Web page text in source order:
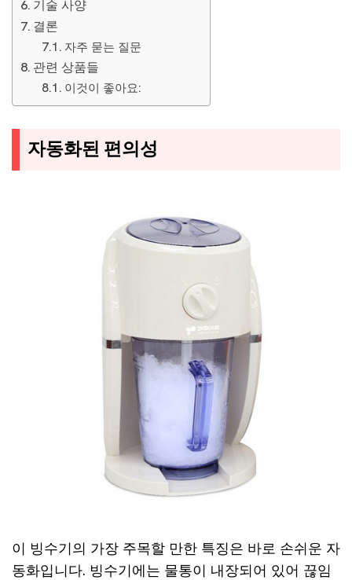
기술 사양
결론
자주 묻는 질문
관련 상품들
이것이 좋아요:
자동화된 편의성
이 빙수기의 가장 주목할 만한 특징은 바로 손쉬운 자
동화입니다. 빙수기에는 물통이 내장되어 있어 끊임